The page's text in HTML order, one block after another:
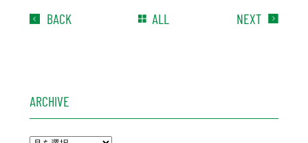
BACK ALL NEXT
ARCHIVE